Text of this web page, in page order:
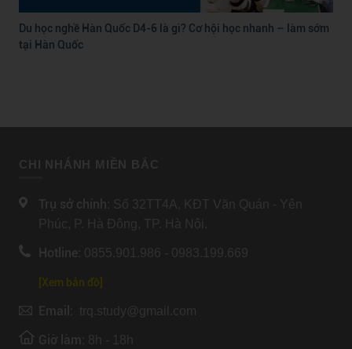
Du học nghề Hàn Quốc D4-6 là gì? Cơ hội học nhanh – làm sớm
tại Hàn Quốc
CHI NHÁNH MIỀN BẮC
Trụ sở chính: Số 32TT4A, KĐT Văn Quán - Yên
Phúc, P. Hà Đông, TP. Hà Nội.
Hotline: 0855.901.986 - 0983.199.669
[Xem bản đồ]
Email: trq.study@gmail.com
Giờ làm: 8h - 18h